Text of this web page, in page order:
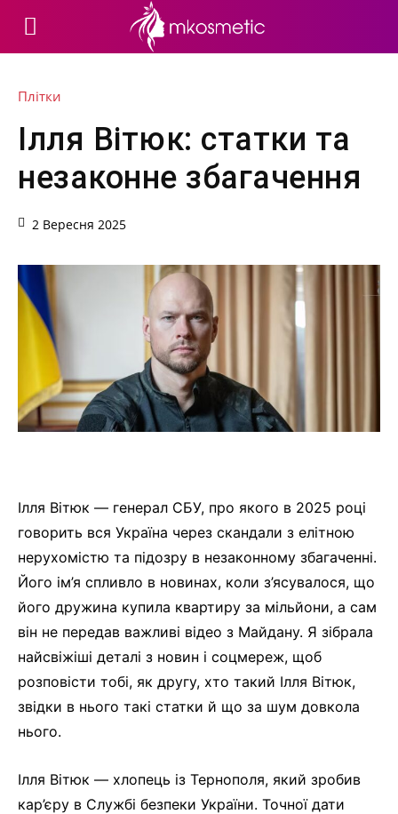
Плітки
Ілля Вітюк: статки та
незаконне збагачення
2 Вересня 2025
Ілля Вітюк — генерал СБУ, про якого в 2025 році
говорить вся Україна через скандали з елітною
нерухомістю та підозру в незаконному збагаченні.
Його ім’я спливло в новинах, коли з’ясувалося, що
його дружина купила квартиру за мільйони, а сам
він не передав важливі відео з Майдану. Я зібрала
найсвіжіші деталі з новин і соцмереж, щоб
розповісти тобі, як другу, хто такий Ілля Вітюк,
звідки в нього такі статки й що за шум довкола
нього.
Ілля Вітюк — хлопець із Тернополя, який зробив
кар’єру в Службі безпеки України. Точної дати